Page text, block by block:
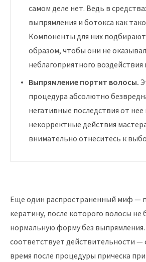
самом деле нет. Ведь в
выпрямления и ботокса как
Компоненты для них
образом, чтобы они не
неблагоприятного воздействия
Выпрямление портит волосы.
процедура абсолютно
негативные последствия от
некорректные действия
внимательно отнеситесь к
Еще один распространенный миф —
кератину, после которого волосы не
нормальную форму без
соответствует действительности —
время после процедуры прическа